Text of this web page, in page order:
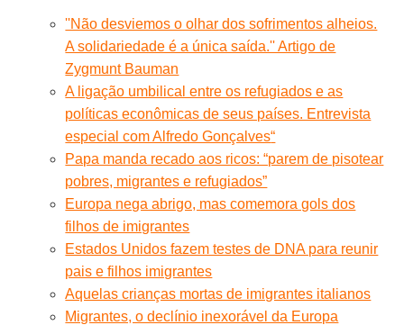
''Não desviemos o olhar dos sofrimentos alheios.
A solidariedade é a única saída.'' Artigo de
Zygmunt Bauman
A ligação umbilical entre os refugiados e as
políticas econômicas de seus países. Entrevista
especial com Alfredo Gonçalves“
Papa manda recado aos ricos: “parem de pisotear
pobres, migrantes e refugiados”
Europa nega abrigo, mas comemora gols dos
filhos de imigrantes
Estados Unidos fazem testes de DNA para reunir
pais e filhos imigrantes
Aquelas crianças mortas de imigrantes italianos
Migrantes, o declínio inexorável da Europa